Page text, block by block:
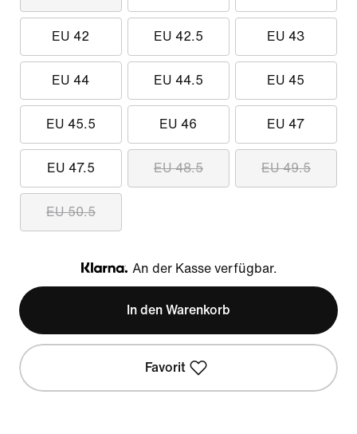
EU 42 EU 42.5 EU 43
EU 44 EU 44.5 EU 45
EU 45.5 EU 46 EU 47
EU 47.5 EU 48.5 EU 49.5
EU 50.5
Klarna
An der Kasse verfügbar.
In den Warenkorb
Favorit